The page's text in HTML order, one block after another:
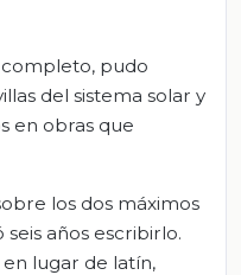
pudo
del sistema solar y
en obras que
los dos máximos
años escribirlo.
lugar de latín,